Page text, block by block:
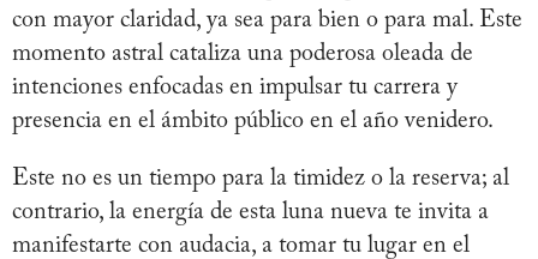
con mayor claridad, ya sea para bien o para mal. Este
momento astral cataliza una poderosa oleada de
intenciones enfocadas en impulsar tu carrera y
presencia en el ámbito público en el año venidero.
Este no es un tiempo para la timidez o la reserva; al
contrario, la energía de esta luna nueva te invita a
manifestarte con audacia, a tomar tu lugar en el